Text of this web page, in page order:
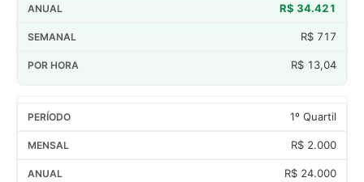
R$ 34.421
R$ 717
R$ 13,04
1º Quartil
R$ 2.000
R$ 24.000